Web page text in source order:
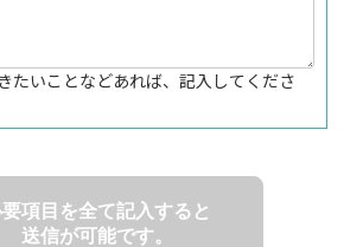
たいことなどあれば、記入してくださ
項目を全て記入すると
送信が可能です。